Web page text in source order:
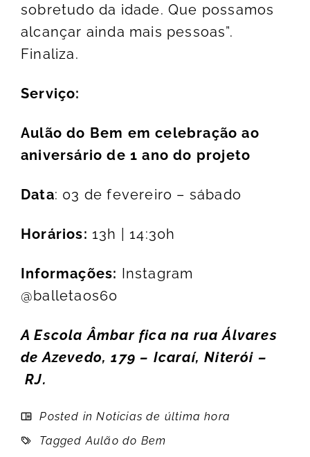
sobretudo da idade. Que possamos
alcançar ainda mais pessoas”.
Finaliza.
Serviço:
Aulão do Bem em celebração ao
aniversário de 1 ano do projeto
Data: 03 de fevereiro – sábado
Horários: 13h | 14:30h
Informações: Instagram
@balletaos60
A Escola Âmbar fica na rua Álvares
de Azevedo, 179 – Icaraí, Niterói –
RJ.
Posted inNoticias de última hora
TaggedAulão do Bem